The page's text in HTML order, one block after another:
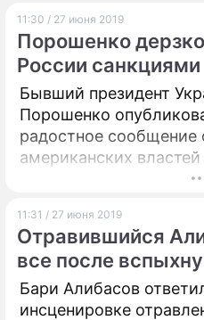
11:30 / 27 июня 2019
Порошенко
России санкциями
Бывший президент
Порошенко
радостное сообщение
американских
против проекта
энергоносителей в
придется
территорию.
11:31 / 27 июня 2019
Отравившийся
все после
Бари Алибасов
инсценировке